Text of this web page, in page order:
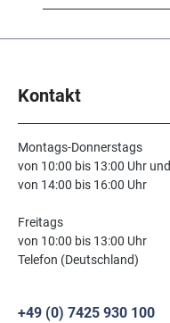
Kontakt
Montags-Donnerstags
von 10:00 bis 13:00 Uhr und
von 14:00 bis 16:00 Uhr
Freitags
von 10:00 bis 13:00 Uhr
Telefon (Deutschland)
+49 (0) 7425 930 100